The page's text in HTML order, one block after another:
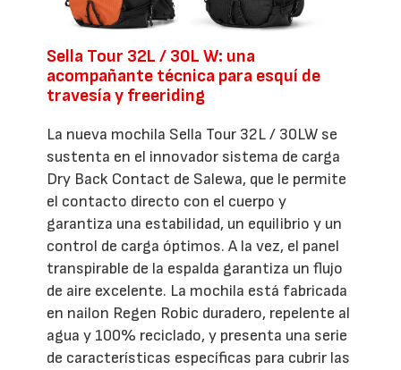
Sella Tour 32L / 30L W: una
acompañante técnica para esquí de
travesía y freeriding
La nueva mochila Sella Tour 32L / 30LW se
sustenta en el innovador sistema de carga
Dry Back Contact de Salewa, que le permite
el contacto directo con el cuerpo y
garantiza una estabilidad, un equilibrio y un
control de carga óptimos. A la vez, el panel
transpirable de la espalda garantiza un flujo
de aire excelente. La mochila está fabricada
en nailon Regen Robic duradero, repelente al
agua y 100% reciclado, y presenta una serie
de características específicas para cubrir las